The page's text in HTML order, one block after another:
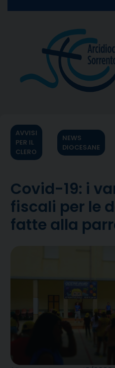
AVVISI
PER IL
CLERO
NEWS
DIOCESANE
Covid-19: i
fiscali per le
fatte alla